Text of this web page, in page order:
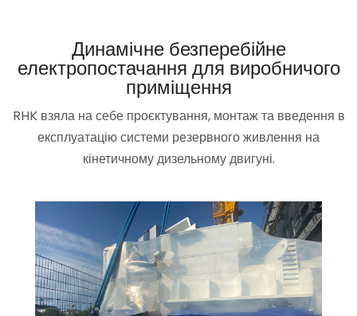
Динамічне безперебійне
електропостачання для виробничого
приміщення
RHK взяла на себе проєктування, монтаж та введення в
експлуатацію системи резервного живлення на
кінетичному дизельному двигуні.